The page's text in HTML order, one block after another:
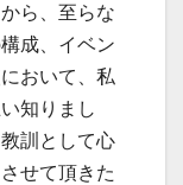
ら、至らな
成、イベン
おいて、私
知りまし
訓として心
せて頂きた